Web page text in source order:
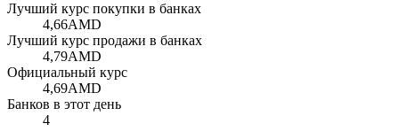
Лучший курс покупки в банках
4,66AMD
Лучший курс продажи в банках
4,79AMD
Официальный курс
4,69AMD
Банков в этот день
4